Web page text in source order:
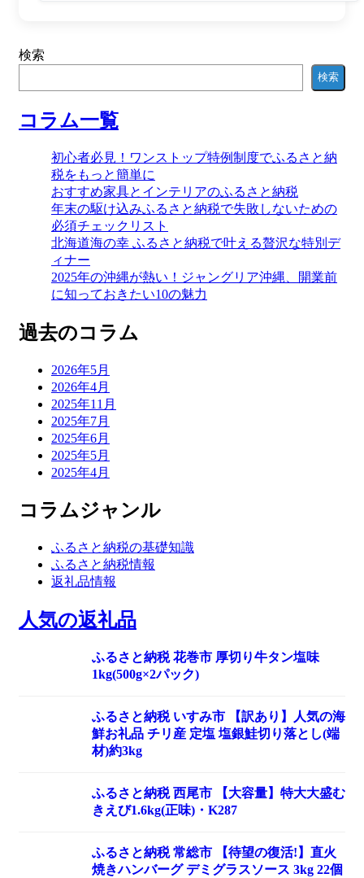
検索
検索
コラム一覧
初心者必見！ワンストップ特例制度でふるさと納
税をもっと簡単に
おすすめ家具とインテリアのふるさと納税
年末の駆け込みふるさと納税で失敗しないための
必須チェックリスト
北海道海の幸 ふるさと納税で叶える贅沢な特別デ
ィナー
2025年の沖縄が熱い！ジャングリア沖縄、開業前
に知っておきたい10の魅力
過去のコラム
2026年5月
2026年4月
2025年11月
2025年7月
2025年6月
2025年5月
2025年4月
コラムジャンル
ふるさと納税の基礎知識
ふるさと納税情報
返礼品情報
人気の返礼品
ふるさと納税 花巻市 厚切り牛タン塩味
1kg(500g×2パック)
ふるさと納税 いすみ市 【訳あり】人気の海
鮮お礼品 チリ産 定塩 塩銀鮭切り落とし(端
材)約3kg
ふるさと納税 西尾市 【大容量】特大大盛む
きえび1.6kg(正味)・K287
ふるさと納税 常総市 【待望の復活!】直火
焼きハンバーグ デミグラスソース 3kg 22個